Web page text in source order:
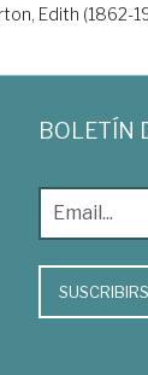
Edith (1862-
BOLETÍN